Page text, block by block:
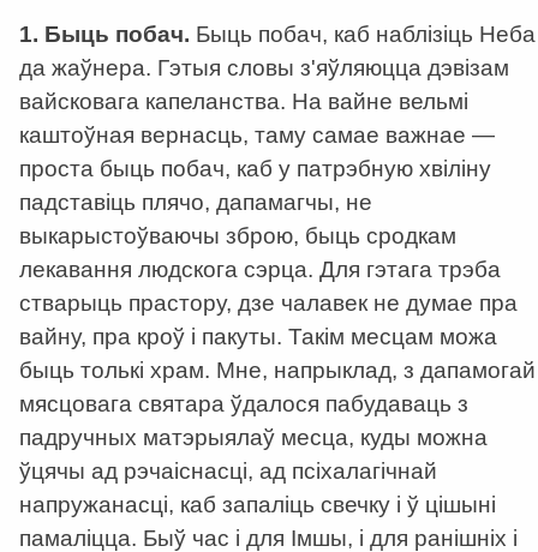
1. Быць побач. Быць побач, каб наблізіць Неба
да жаўнера. Гэтыя словы з'яўляюцца дэвізам
вайсковага капеланства. На вайне вельмі
каштоўная вернасць, таму самае важнае —
проста быць побач, каб у патрэбную хвіліну
падставіць плячо, дапамагчы, не
выкарыстоўваючы зброю, быць сродкам
лекавання людскога сэрца. Для гэтага трэба
стварыць прастору, дзе чалавек не думае пра
вайну, пра кроў і пакуты. Такім месцам можа
быць толькі храм. Мне, напрыклад, з дапамогай
мясцовага святара ўдалося пабудаваць з
падручных матэрыялаў месца, куды можна
ўцячы ад рэчаіснасці, ад псіхалагічнай
напружанасці, каб запаліць свечку і ў цішыні
памаліцца. Быў час і для Імшы, і для ранішніх і